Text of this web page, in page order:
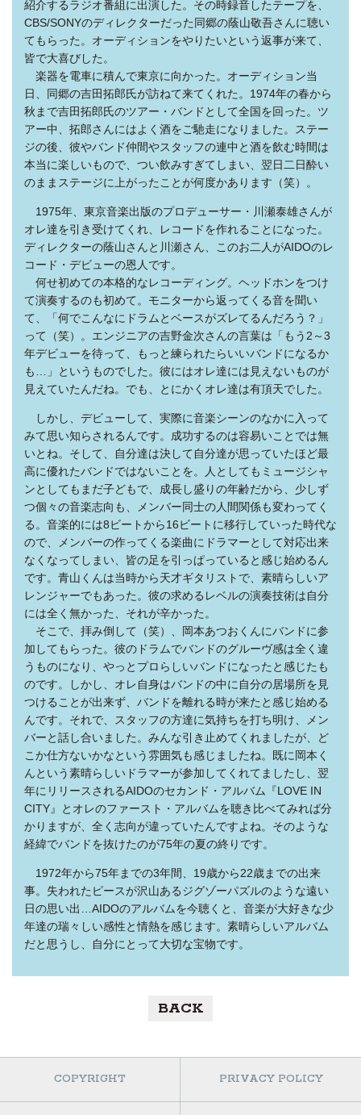
紹介するラジオ番組に出演した。その時録音したテープを、
CBS/SONYのディレクターだった同郷の蔭山敬吾さんに聴い
てもらった。オーディションをやりたいという返事が来て、
皆で大喜びした。
楽器を電車に積んで東京に向かった。オーディション当
日、同郷の吉田拓郎氏が訪ねて来てくれた。1974年の春から
秋まで吉田拓郎氏のツアー・バンドとして全国を回った。ツ
アー中、拓郎さんにはよく酒をご馳走になりました。ステー
ジの後、彼やバンド仲間やスタッフの連中と酒を飲む時間は
本当に楽しいもので、つい飲みすぎてしまい、翌日二日酔い
のままステージに上がったことが何度かあります（笑）。
1975年、東京音楽出版のプロデューサー・川瀬泰雄さんが
オレ達を引き受けてくれ、レコードを作れることになった。
ディレクターの蔭山さんと川瀬さん、このお二人がAIDOのレ
コード・デビューの恩人です。
何せ初めての本格的なレコーディング。ヘッドホンをつけ
て演奏するのも初めて。モニターから返ってくる音を聞い
て、「何でこんなにドラムとベースがズレてるんだろう？」
って（笑）。エンジニアの吉野金次さんの言葉は「もう2～3
年デビューを待って、もっと練られたらいいバンドになるか
も…」というものでした。彼にはオレ達には見えないものが
見えていたんだね。でも、とにかくオレ達は有頂天でした。
しかし、デビューして、実際に音楽シーンのなかに入って
みて思い知らされるんです。成功するのは容易いことでは無
いとね。そして、自分達は決して自分達が思っていたほど最
高に優れたバンドではないことを。人としてもミュージシャ
ンとしてもまだ子どもで、成長し盛りの年齢だから、少しず
つ個々の音楽志向も、メンバー同士の人間関係も変わってく
る。音楽的には8ビートから16ビートに移行していった時代な
ので、メンバーの作ってくる楽曲にドラマーとして対応出来
なくなってしまい、皆の足を引っぱっていると感じ始めるん
です。青山くんは当時から天才ギタリストで、素晴らしいア
レンジャーでもあった。彼の求めるレベルの演奏技術は自分
には全く無かった、それが辛かった。
そこで、拝み倒して（笑）、岡本あつおくんにバンドに参
加してもらった。彼のドラムでバンドのグルーヴ感は全く違
うものになり、やっとプロらしいバンドになったと感じたも
のです。しかし、オレ自身はバンドの中に自分の居場所を見
つけることが出来ず、バンドを離れる時が来たと感じ始める
んです。それで、スタッフの方達に気持ちを打ち明け、メン
バーと話し合いました。みんな引き止めてくれましたが、ど
こか仕方ないかなという雰囲気も感じましたね。既に岡本く
んという素晴らしいドラマーが参加してくれてましたし、翌
年にリリースされるAIDOのセカンド・アルバム『LOVE IN
CITY』とオレのファースト・アルバムを聴き比べてみれば分
かりますが、全く志向が違っていたんですよね。そのような
経緯でバンドを抜けたのが75年の夏の終りです。
1972年から75年までの3年間、19歳から22歳までの出来
事。失われたピースが沢山あるジグゾーパズルのような遠い
日の思い出…AIDOのアルバムを今聴くと、音楽が大好きな少
年達の瑞々しい感性と情熱を感じます。素晴らしいアルバム
だと思うし、自分にとって大切な宝物です。
BACK
COPYRIGHT PRIVACY POLICY